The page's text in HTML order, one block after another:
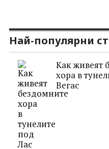
Най-популярни
Как живеят
хора в
Вегас